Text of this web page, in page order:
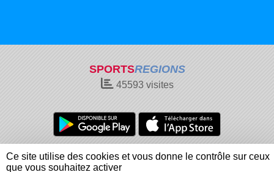
SPORTSREGIONS
45593visites
Charte cookies
Gestion des cookies
Informations légales
Signaler un contenu inapproprié
Ce site utilise des cookies et vous donne le contrôle sur ceux
que vous souhaitez activer